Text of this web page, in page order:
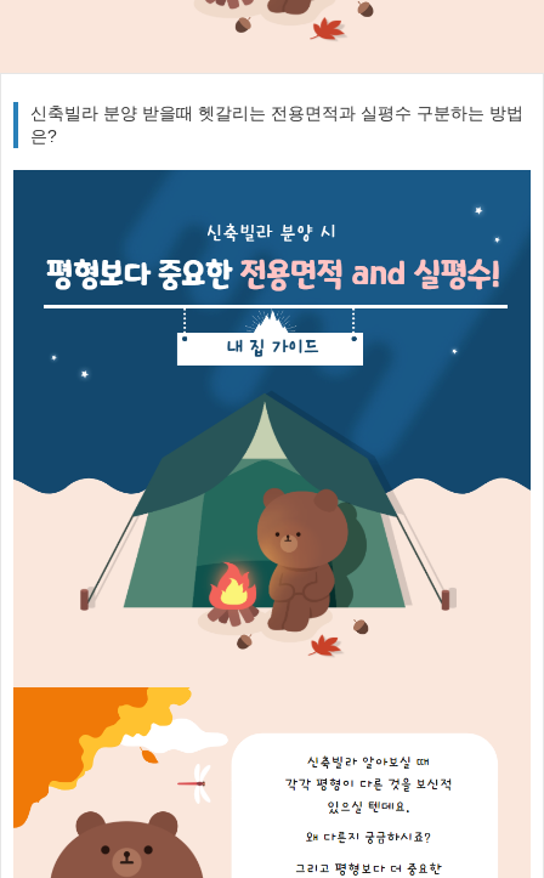
신축빌라 분양 받을때 헷갈리는 전용면적과 실평수 구분하는 방법
은?